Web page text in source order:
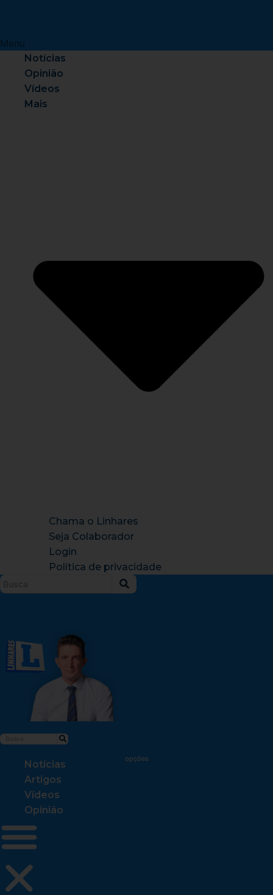
Menu
Notícias
Opinião
Vídeos
Mais
Chama o Linhares
Seja Colaborador
Login
Política de privacidade
Notícias
Artigos
Vídeos
Opinião